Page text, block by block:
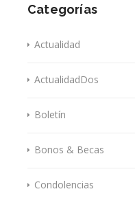
Categorías
Actualidad
ActualidadDos
Boletín
Bonos & Becas
Condolencias